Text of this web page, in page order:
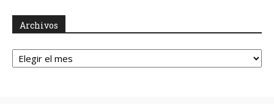
Archivos
Archivos